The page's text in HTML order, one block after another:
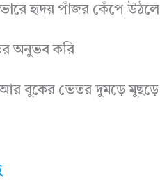
হৃদয় পাঁজর কেঁপে উঠলে
অনুভব করি
আর বুকের ভেতর দুমড়ে মুছড়ে